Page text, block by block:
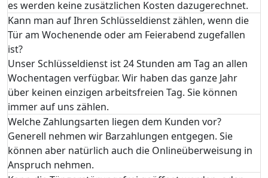
es werden keine zusätzlichen Kosten dazugerechnet.
Kann man auf Ihren Schlüsseldienst zählen, wenn die
Tür am Wochenende oder am Feierabend zugefallen
ist?
Unser Schlüsseldienst ist 24 Stunden am Tag an allen
Wochentagen verfügbar. Wir haben das ganze Jahr
über keinen einzigen arbeitsfreien Tag. Sie können
immer auf uns zählen.
Welche Zahlungsarten liegen dem Kunden vor?
Generell nehmen wir Barzahlungen entgegen. Sie
können aber natürlich auch die Onlineüberweisung in
Anspruch nehmen.